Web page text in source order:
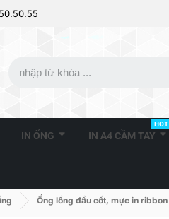
IN ỐNG IN A4 CẦM TAY
HOT
Ống lồng đầu cốt, mực in ribbon